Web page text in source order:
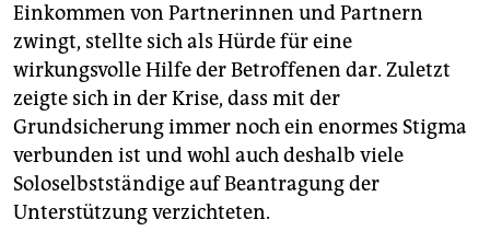
Einkommen von Partnerinnen und Partnern
zwingt, stellte sich als Hürde für eine
wirkungsvolle Hilfe der Betroffenen dar. Zuletzt
zeigte sich in der Krise, dass mit der
Grundsicherung immer noch ein enormes Stigma
verbunden ist und wohl auch deshalb viele
Soloselbstständige auf Beantragung der
Unterstützung verzichteten.